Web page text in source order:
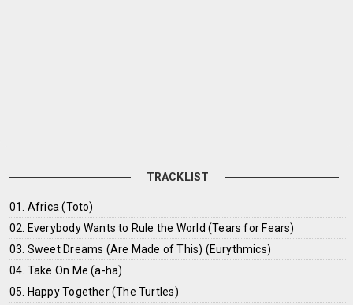
TRACKLIST
01. Africa (Toto)
02. Everybody Wants to Rule the World (Tears for Fears)
03. Sweet Dreams (Are Made of This) (Eurythmics)
04. Take On Me (a-ha)
05. Happy Together (The Turtles)